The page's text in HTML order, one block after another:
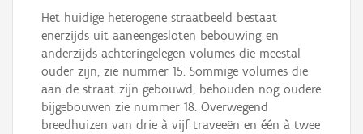
Het huidige heterogene straatbeeld bestaat
enerzijds uit aaneengesloten bebouwing en
anderzijds achteringelegen volumes die meestal
ouder zijn, zie nummer 15. Sommige volumes die
aan de straat zijn gebouwd, behouden nog oudere
bijgebouwen zie nummer 18. Overwegend
breedhuizen van drie à vijf traveeën en één à twee